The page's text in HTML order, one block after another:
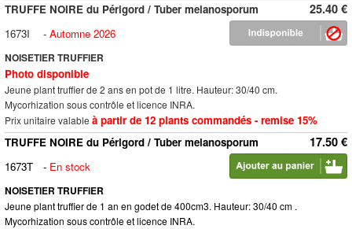
25.40 €
TRUFFE NOIRE du Périgord / Tuber melanosporum
1673I
- Automne 2026
NOISETIER TRUFFIER
Photo disponible
Jeune plant truffier de 2 ans en pot de 1 litre. Hauteur: 30/40 cm.
Mycorhization sous contrôle et licence INRA.
Prix unitaire valable à partir de 12 plants commandés - remise 15%
17.50 €
TRUFFE NOIRE du Périgord / Tuber melanosporum
1673T
- En stock
NOISETIER TRUFFIER
Jeune plant truffier de 1 an en godet de 400cm3. Hauteur: 30/40 cm .
Mycorhization sous contrôle et licence INRA.